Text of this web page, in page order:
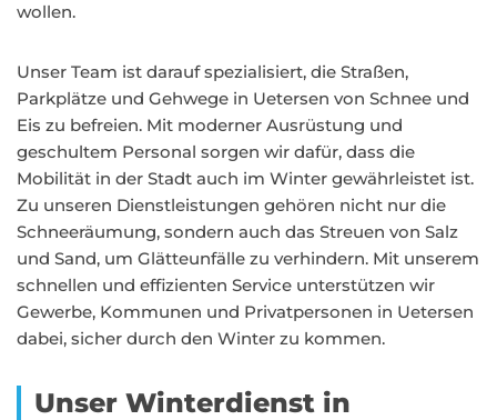
wollen.
Unser Team ist darauf spezialisiert, die Straßen,
Parkplätze und Gehwege in Uetersen von Schnee und
Eis zu befreien. Mit moderner Ausrüstung und
geschultem Personal sorgen wir dafür, dass die
Mobilität in der Stadt auch im Winter gewährleistet ist.
Zu unseren Dienstleistungen gehören nicht nur die
Schneeräumung, sondern auch das Streuen von Salz
und Sand, um Glätteunfälle zu verhindern. Mit unserem
schnellen und effizienten Service unterstützen wir
Gewerbe, Kommunen und Privatpersonen in Uetersen
dabei, sicher durch den Winter zu kommen.
Unser Winterdienst in